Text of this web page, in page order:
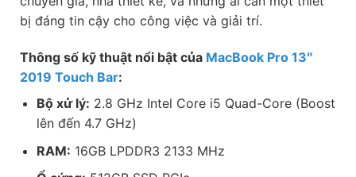
bị đáng tin cậy cho công việc và giải trí.
Thông số kỹ thuật nổi bật của MacBook Pro 13″
2019 Touch Bar:
Bộ xử lý: 2.8 GHz Intel Core i5 Quad-Core (Boost
lên đến 4.7 GHz)
RAM: 16GB LPDDR3 2133 MHz